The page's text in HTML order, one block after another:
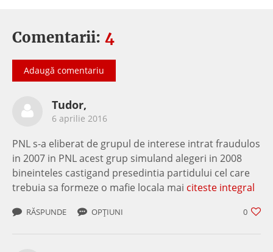
Comentarii: 4
Adaugă comentariu
Tudor,
6 aprilie 2016
PNL s-a eliberat de grupul de interese intrat fraudulos
in 2007 in PNL acest grup simuland alegeri in 2008
bineinteles castigand presedintia partidului cel care
trebuia sa formeze o mafie locala mai citeste integral
0
RĂSPUNDE OPȚIUNI